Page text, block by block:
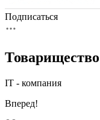
Подписаться
IT - компания
Вперед!